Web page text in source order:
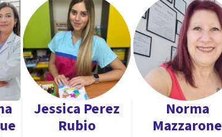
Jessica Perez
Rubio
Norma
Mazzarone